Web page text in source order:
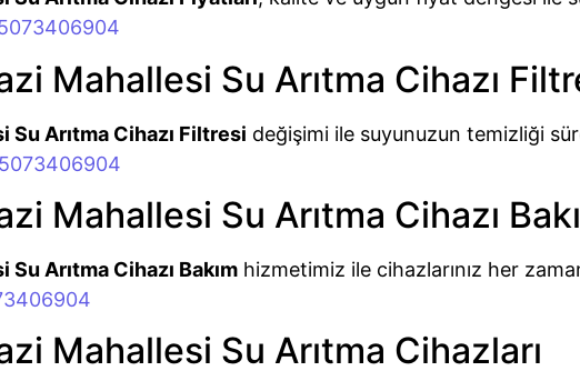
Mahallesi Su Arıtma Cihazı
Arıtma Cihazı Filtresi değişimi ile suyunuzun temizliği
Mahallesi Su Arıtma Cihazı
Arıtma Cihazı Bakım hizmetimiz ile cihazlarınız her
Mahallesi Su Arıtma Cihazları